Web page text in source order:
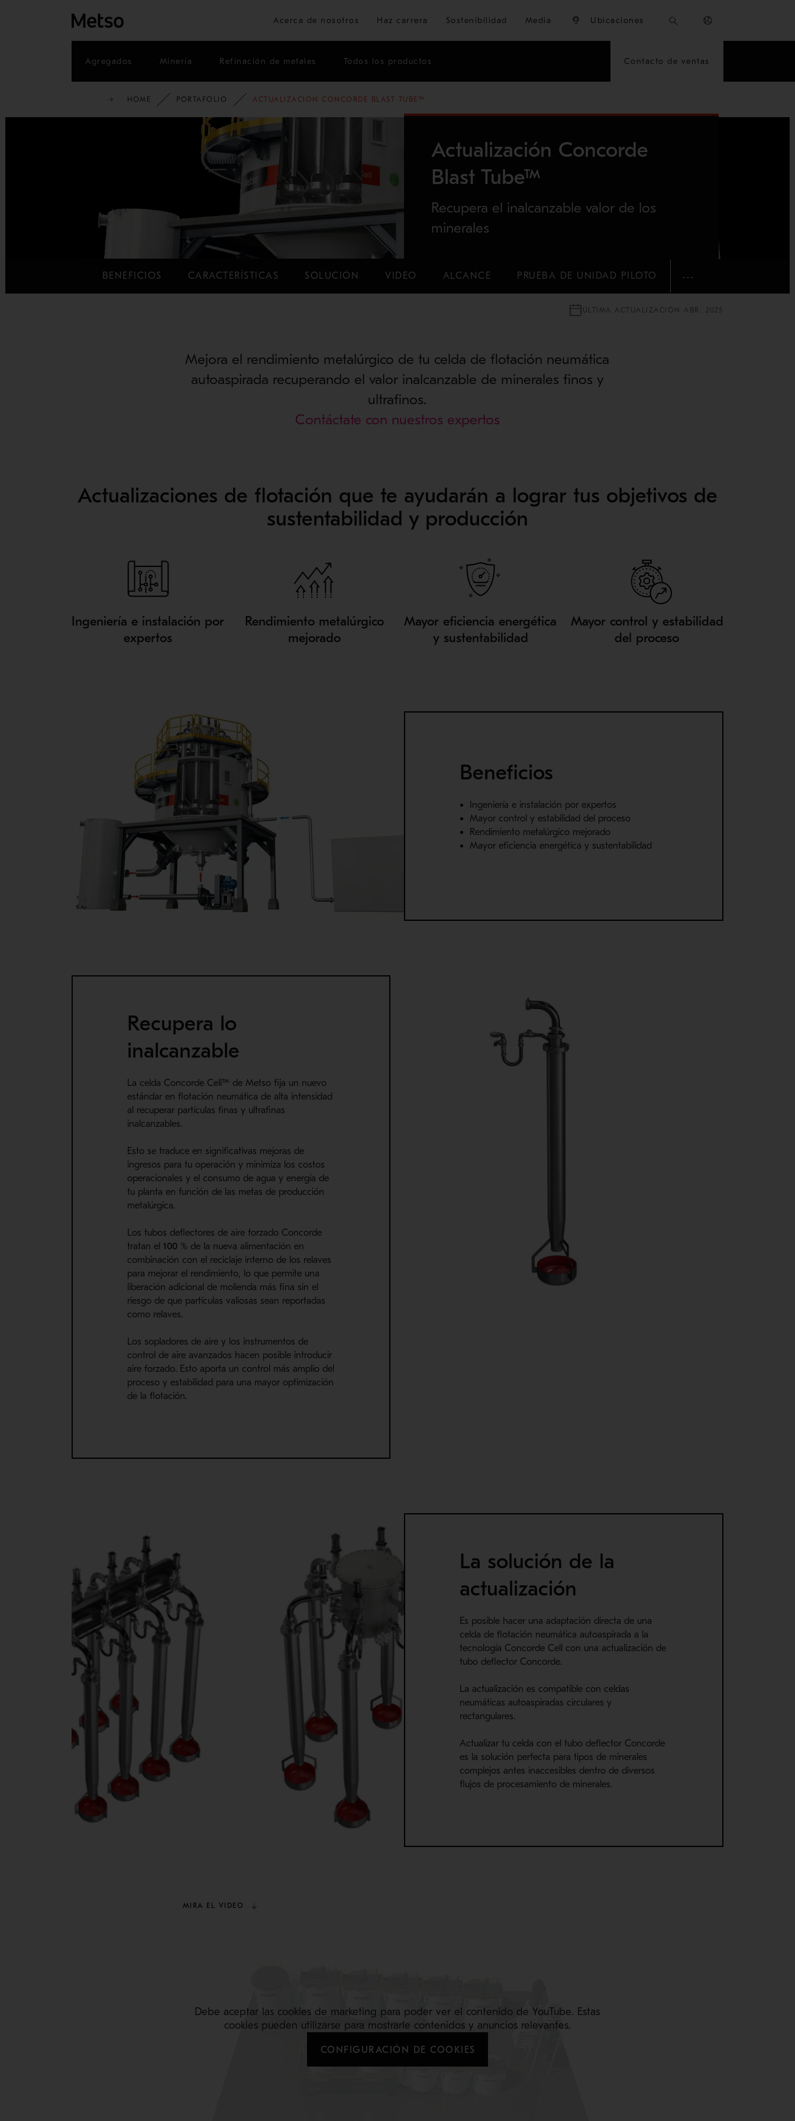
Ir al contenido principal
Acerca de nosotros Haz carrera Sostenibilidad Media Ubicaciones
Agregados Minería Refinación de metales Todos los productos Contacto de ventas
HOME PORTAFOLIO ACTUALIZACIÓN CONCORDE BLAST TUBE™
Actualización Concorde
Blast Tube™
Recupera el inalcanzable valor de los
minerales
BENEFICIOS CARACTERÍSTICAS SOLUCIÓN VIDEO ALCANCE PRUEBA DE UNIDAD PILOTO MOSTRAR MÁS
ÚLTIMA ACTUALIZACIÓN ABR. 2025
Mejora el rendimiento metalúrgico de tu celda de flotación neumática
autoaspirada recuperando el valor inalcanzable de minerales finos y
ultrafinos.
Contáctate con nuestros expertos
Actualizaciones de flotación que te ayudarán a lograr tus objetivos de
sustentabilidad y producción
Ingeniería e instalación por
expertos
Rendimiento metalúrgico
mejorado
Mayor eficiencia energética
y sustentabilidad
Mayor control y estabilidad
del proceso
Beneficios
Ingeniería e instalación por expertos
Mayor control y estabilidad del proceso
Rendimiento metalúrgico mejorado
Mayor eficiencia energética y sustentabilidad
Recupera lo
inalcanzable
La celda Concorde Cell™ de Metso fija un nuevo
estándar en flotación neumática de alta intensidad
al recuperar partículas finas y ultrafinas
inalcanzables.
Esto se traduce en significativas mejoras de
ingresos para tu operación y minimiza los costos
operacionales y el consumo de agua y energía de
tu planta en función de las metas de producción
metalúrgica.
Los tubos deflectores de aire forzado Concorde
tratan el 100 % de la nueva alimentación en
combinación con el reciclaje interno de los relaves
para mejorar el rendimiento, lo que permite una
liberación adicional de molienda más fina sin el
riesgo de que partículas valiosas sean reportadas
como relaves.
Los sopladores de aire y los instrumentos de
control de aire avanzados hacen posible introducir
aire forzado. Esto aporta un control más amplio del
proceso y estabilidad para una mayor optimización
de la flotación.
La solución de la
actualización
Es posible hacer una adaptación directa de una
celda de flotación neumática autoaspirada a la
tecnología Concorde Cell con una actualización de
tubo deflector Concorde.
La actualización es compatible con celdas
neumáticas autoaspiradas circulares y
rectangulares.
Actualizar tu celda con el tubo deflector Concorde
es la solución perfecta para tipos de minerales
complejos antes inaccesibles dentro de diversos
flujos de procesamiento de minerales.
MIRA EL VIDEO
Debe aceptar las cookies de marketing para poder ver el contenido de YouTube. Estas
cookies pueden utilizarse para mostrarle contenidos y anuncios relevantes.
CONFIGURACIÓN DE COOKIES